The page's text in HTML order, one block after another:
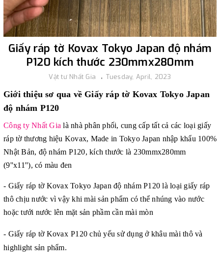
Giấy ráp tờ Kovax Tokyo Japan độ nhám
P120 kích thước 230mmx280mm
Vật tư Nhất Gia Tuesday, April, 2023
Giới thiệu sơ qua về Giấy ráp tờ Kovax Tokyo Japan
độ nhám P120
Công ty Nhất Gia là nhà phân phối, cung cấp tất cả các loại giấy
ráp tờ thương hiệu Kovax, Made in Tokyo Japan nhập khẩu 100%
Nhật Bản, độ nhám P120, kích thước là 230mmx280mm
(9''x11''), có màu đen
- Giấy ráp tờ Kovax Tokyo Japan độ nhám P120 là loại giấy ráp
thô chịu nước vì vậy khi mài sản phẩm có thể nhúng vào nước
hoặc tưới nước lên mặt sản phầm cần mài mòn
- Giấy ráp tờ Kovax P120 chủ yếu sử dụng ở khâu mài thô và
highlight sản phẩm.